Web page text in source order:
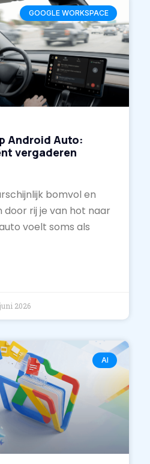
GOOGLE WORKSPACE
Android Auto:
vergaderen
bomvol en
door rij je van hot naar
voelt soms als
2026
AI